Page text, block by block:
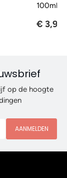
100ml
€ 3,95
op de hoogte
AANMELDEN